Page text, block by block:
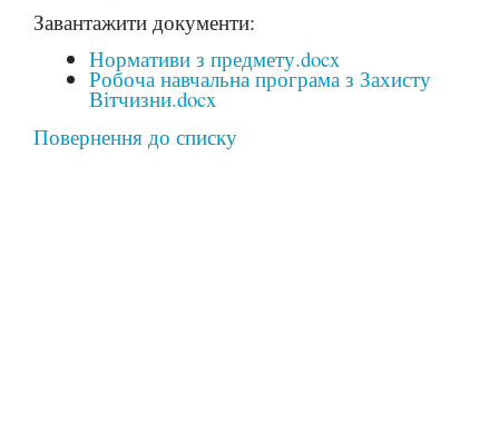
Завантажити документи:
Нормативи з предмету.docx
Робоча навчальна програма з Захисту
Вітчизни.docx
Повернення до списку